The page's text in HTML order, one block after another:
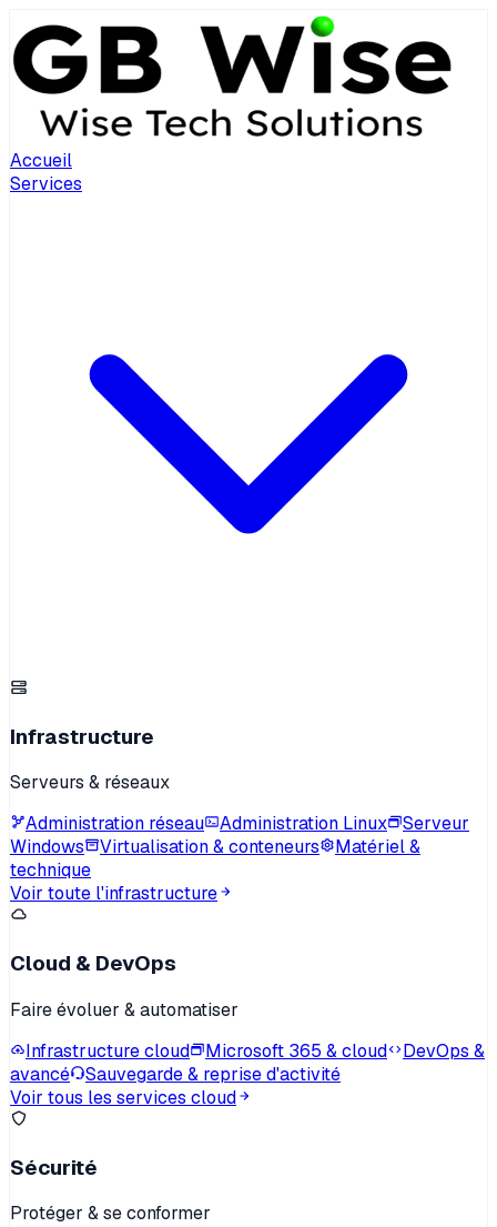
Accueil
Services
Infrastructure
Serveurs & réseaux
Administration réseau
Administration Linux
Serveur
Windows
Virtualisation & conteneurs
Matériel &
technique
Voir toute l'infrastructure
Cloud & DevOps
Faire évoluer & automatiser
Infrastructure cloud
Microsoft 365 & cloud
DevOps &
avancé
Sauvegarde & reprise d'activité
Voir tous les services cloud
Sécurité
Protéger & se conformer